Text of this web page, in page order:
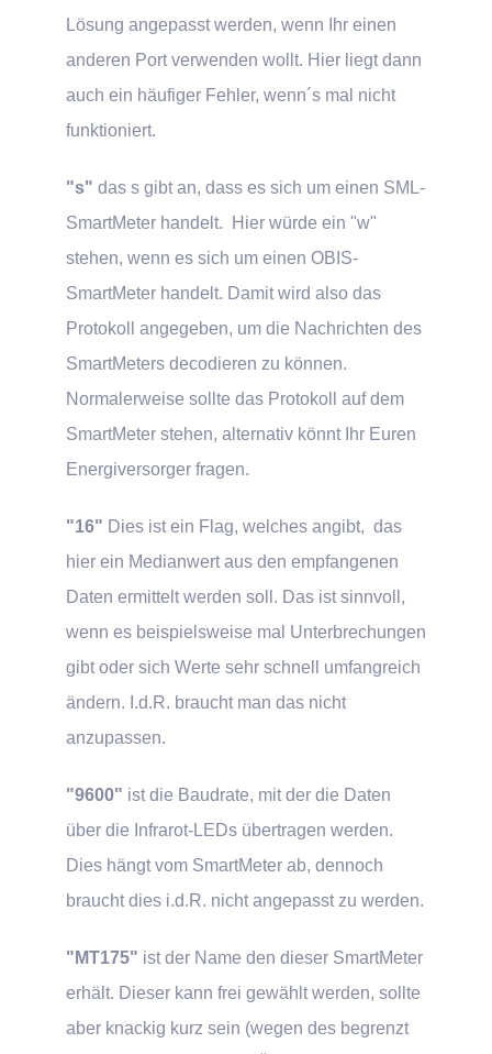
Lösung angepasst werden, wenn Ihr einen
anderen Port verwenden wollt. Hier liegt dann
auch ein häufiger Fehler, wenn´s mal nicht
funktioniert.
"s" das s gibt an, dass es sich um einen SML-
SmartMeter handelt. Hier würde ein "w"
stehen, wenn es sich um einen OBIS-
SmartMeter handelt. Damit wird also das
Protokoll angegeben, um die Nachrichten des
SmartMeters decodieren zu können.
Normalerweise sollte das Protokoll auf dem
SmartMeter stehen, alternativ könnt Ihr Euren
Energiversorger fragen.
"16" Dies ist ein Flag, welches angibt, das
hier ein Medianwert aus den empfangenen
Daten ermittelt werden soll. Das ist sinnvoll,
wenn es beispielsweise mal Unterbrechungen
gibt oder sich Werte sehr schnell umfangreich
ändern. I.d.R. braucht man das nicht
anzupassen.
"9600" ist die Baudrate, mit der die Daten
über die Infrarot-LEDs übertragen werden.
Dies hängt vom SmartMeter ab, dennoch
braucht dies i.d.R. nicht angepasst zu werden.
"MT175" ist der Name den dieser SmartMeter
erhält. Dieser kann frei gewählt werden, sollte
aber knackig kurz sein (wegen des begrenzt